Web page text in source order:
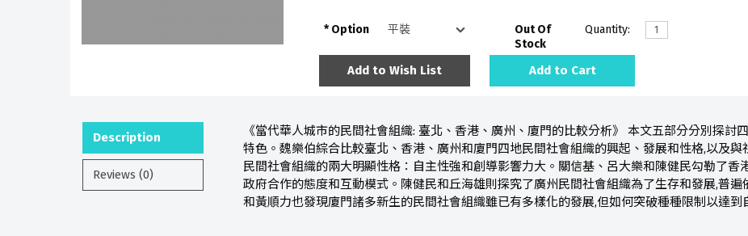
Option
Out Of
Stock
Quantity:
Add to Wish List Add to Cart
Description
Reviews (0)
《當代華人城市的民間社會組織: 臺北、香港、廣州、廈門的比較分析》 本文五部分分別探討
特色。魏樂伯綜合比較臺北、香港、廣州和廈門四地民間社會組織的興起、發展和性格,以及
民間社會組織的兩大明顯性格：自主性強和創導影響力大。關信基、呂大樂和陳健民勾勒了香
政府合作的態度和互動模式。陳健民和丘海雄則探究了廣州民間社會組織為了生存和發展,普
和黃順力也發現廈門諸多新生的民間社會組織雖已有多樣化的發展,但如何突破種種限制以達到